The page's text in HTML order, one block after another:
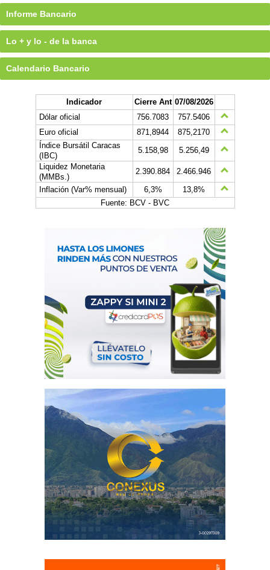
Informe Bancario
Lo + y lo - de la banca
Calendario Bancario
Indicador Cierre Ant 07/08/2026
Dólar oficial
756.7083
757.5406
Euro oficial
871,8944
875,2170
Índice Bursátil Caracas
(IBC)
5.158,98
5.256,49
Liquidez Monetaria
(MMBs.)
2.390.884
2.466.946
Inflación (Var% mensual)
6,3%
13,8%
Fuente: BCV - BVC